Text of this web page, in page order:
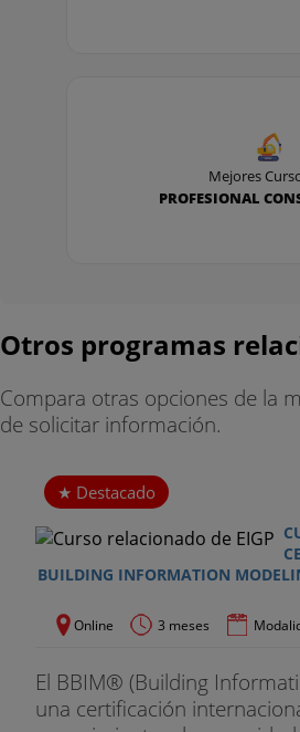
Mejores
PROFESIONAL
Otros programas
Compara otras opciones de la
de solicitar información.
Destacado
BUILDING INFORMATION
Online 3 meses
El BBIM® (Building
una certificación